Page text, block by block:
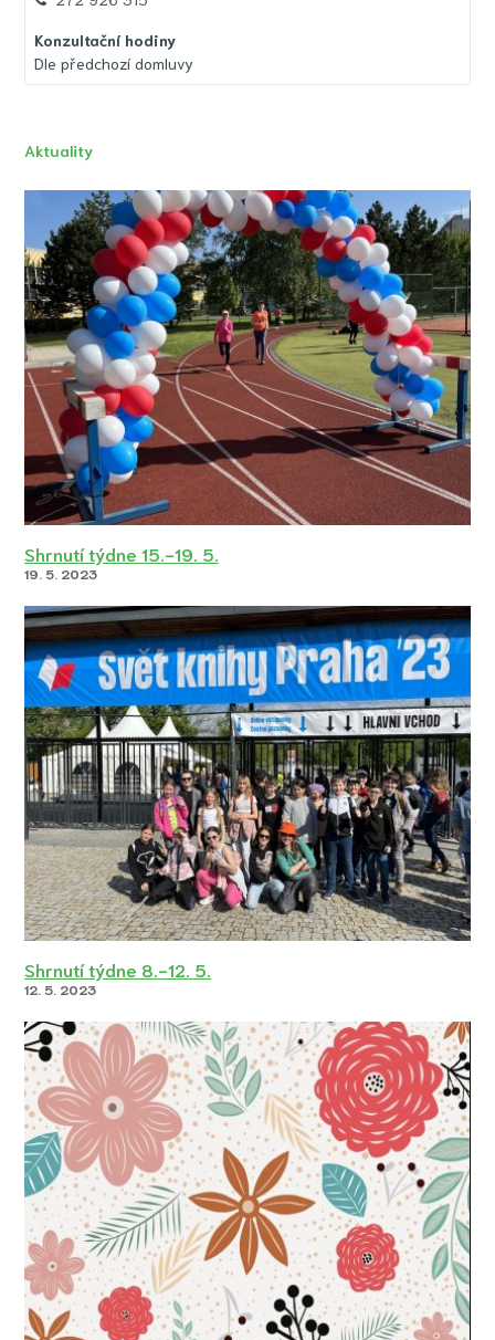
Konzultační hodiny
Dle předchozí domluvy
Aktuality
Shrnutí týdne 15.-19. 5.
19. 5. 2023
Shrnutí týdne 8.-12. 5.
12. 5. 2023